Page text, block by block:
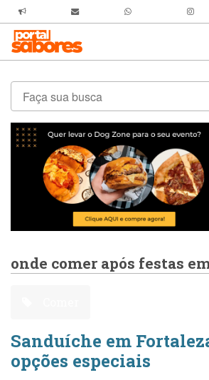
onde comer após festas
Sanduíche em
opções especiais